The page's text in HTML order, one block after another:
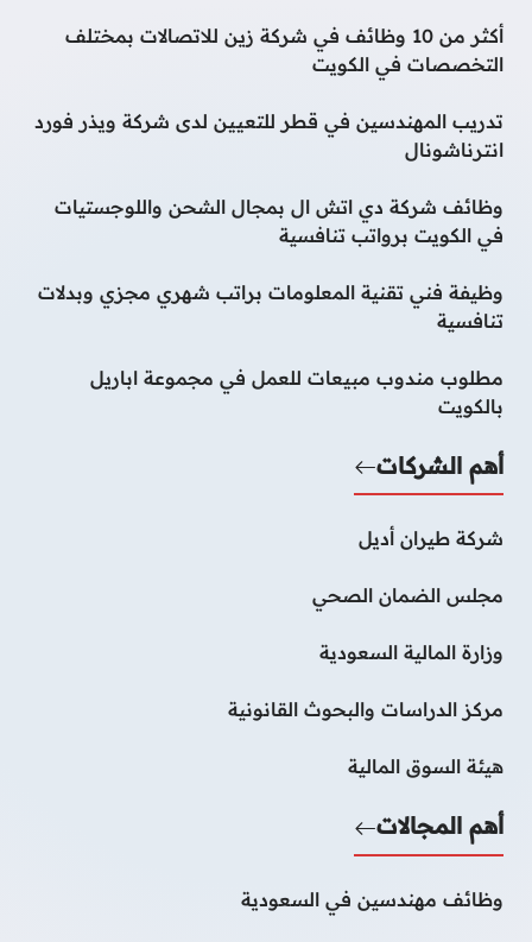
أكثر من 10 وظائف في شركة زين للاتصالات بمختلف
التخصصات في الكويت
تدريب المهندسين في قطر للتعيين لدى شركة ويذر فورد
انترناشونال
وظائف شركة دي اتش ال بمجال الشحن واللوجستيات
في الكويت برواتب تنافسية
وظيفة فني تقنية المعلومات براتب شهري مجزي وبدلات
تنافسية
مطلوب مندوب مبيعات للعمل في مجموعة اباريل
بالكويت
أهم الشركات
شركة طيران أديل
مجلس الضمان الصحي
وزارة المالية السعودية
مركز الدراسات والبحوث القانونية
هيئة السوق المالية
أهم المجالات
وظائف مهندسين في السعودية